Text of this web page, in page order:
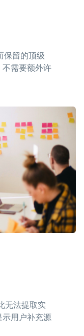
保留的顶级
需要额外许
无法提取实
用户补充源